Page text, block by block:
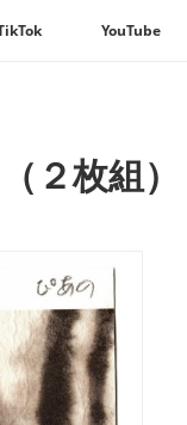
YouTube
２枚組）